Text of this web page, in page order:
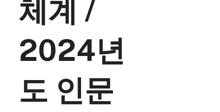
체계 /
2024년
도 인문